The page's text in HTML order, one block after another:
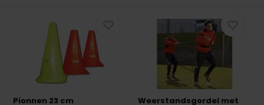
Pionnen 23 cm
Weerstandsgordel met